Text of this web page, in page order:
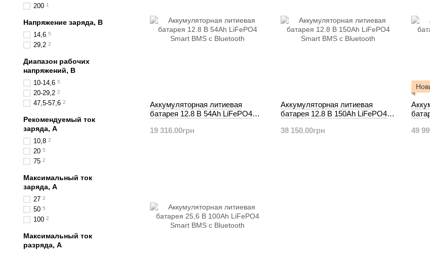
Аккумуляторная литиевая
батарея 12.8 В 54Ah LiFePO4
19 316.00грн
Аккумуляторная литиевая
батарея 12.8 В 150Ah LiFePO4
38 150.00грн
49
200 1
Напряжение заряда, В
14,6 5
29,2 2
Диапазон рабочих
напряжений, В
10-14,6 5
20-29,2 2
47,5-57,6 2
Рекомендуемый ток
заряда, А
10,8 2
20 5
75 2
Максимальный ток
заряда, А
27 2
50 5
100 2
Максимальный ток
разряда, А